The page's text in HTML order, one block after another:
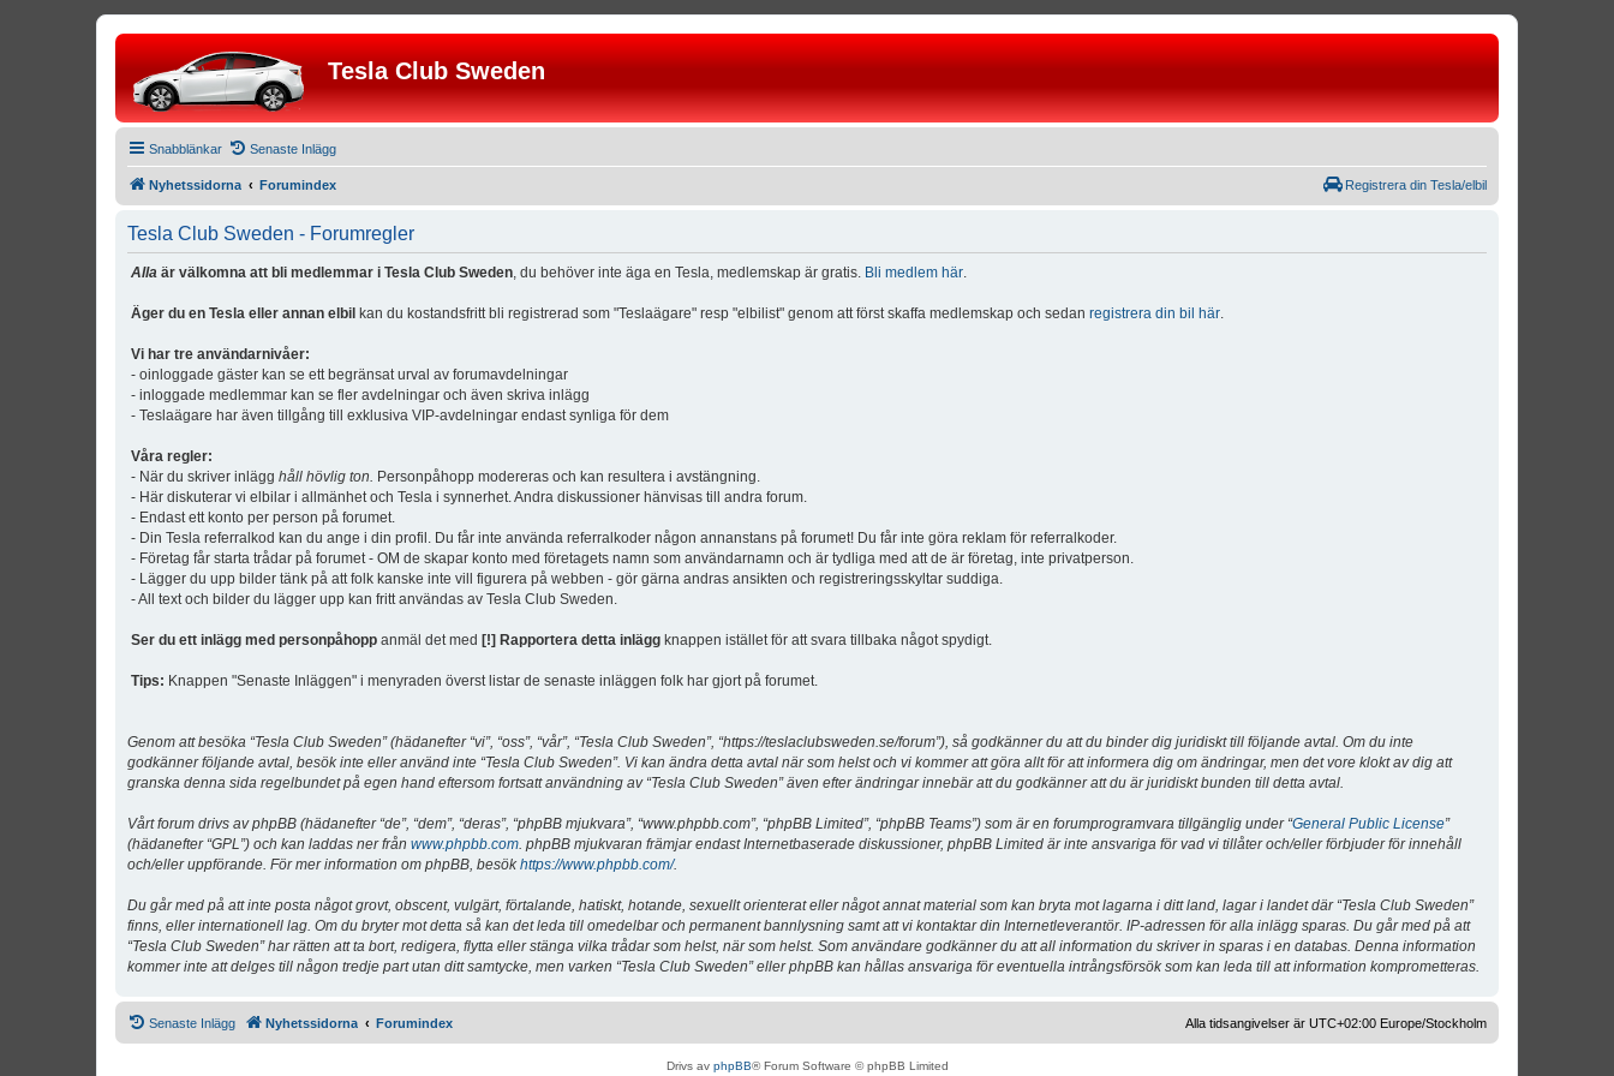
Tesla Club Sweden
Snabblänkar Senaste Inlägg
Nyhetssidorna Forumindex Registrera din Tesla/elbil
Tesla Club Sweden - Forumregler
Alla är välkomna att bli medlemmar i Tesla Club Sweden, du behöver inte äga en Tesla, medlemskap är gratis. Bli medlem här.
Äger du en Tesla eller annan elbil kan du kostandsfritt bli registrerad som "Teslaägare" resp "elbilist" genom att först skaffa medlemskap och sedan registrera din bil här.
Vi har tre användarnivåer:
- oinloggade gäster kan se ett begränsat urval av forumavdelningar
- inloggade medlemmar kan se fler avdelningar och även skriva inlägg
- Teslaägare har även tillgång till exklusiva VIP-avdelningar endast synliga för dem
Våra regler:
- När du skriver inlägg håll hövlig ton. Personpåhopp modereras och kan resultera i avstängning.
- Här diskuterar vi elbilar i allmänhet och Tesla i synnerhet. Andra diskussioner hänvisas till andra forum.
- Endast ett konto per person på forumet.
- Din Tesla referralkod kan du ange i din profil. Du får inte använda referralkoder någon annanstans på forumet! Du får inte göra reklam för referralkoder.
- Företag får starta trådar på forumet - OM de skapar konto med företagets namn som användarnamn och är tydliga med att de är företag, inte privatperson.
- Lägger du upp bilder tänk på att folk kanske inte vill figurera på webben - gör gärna andras ansikten och registreringsskyltar suddiga.
- All text och bilder du lägger upp kan fritt användas av Tesla Club Sweden.
Ser du ett inlägg med personpåhopp anmäl det med [!] Rapportera detta inlägg knappen istället för att svara tillbaka något spydigt.
Tips: Knappen "Senaste Inläggen" i menyraden överst listar de senaste inläggen folk har gjort på forumet.
Genom att besöka “Tesla Club Sweden” (hädanefter “vi”, “oss”, “vår”, “Tesla Club Sweden”, “https://teslaclubsweden.se/forum”), så godkänner du att du binder dig juridiskt till följande avtal. Om du inte
godkänner följande avtal, besök inte eller använd inte “Tesla Club Sweden”. Vi kan ändra detta avtal när som helst och vi kommer att göra allt för att informera dig om ändringar, men det vore klokt av dig att
granska denna sida regelbundet på egen hand eftersom fortsatt användning av “Tesla Club Sweden” även efter ändringar innebär att du godkänner att du är juridiskt bunden till detta avtal.
Vårt forum drivs av phpBB (hädanefter “de”, “dem”, “deras”, “phpBB mjukvara”, “www.phpbb.com”, “phpBB Limited”, “phpBB Teams”) som är en forumprogramvara tillgänglig under “General Public License”
(hädanefter “GPL”) och kan laddas ner från www.phpbb.com. phpBB mjukvaran främjar endast Internetbaserade diskussioner, phpBB Limited är inte ansvariga för vad vi tillåter och/eller förbjuder för innehåll
och/eller uppförande. För mer information om phpBB, besökhttps://www.phpbb.com/.
Du går med på att inte posta något grovt, obscent, vulgärt, förtalande, hatiskt, hotande, sexuellt orienterat eller något annat material som kan bryta mot lagarna i ditt land, lagar i landet där “Tesla Club Sweden”
finns, eller internationell lag. Om du bryter mot detta så kan det leda till omedelbar och permanent bannlysning samt att vi kontaktar din Internetleverantör. IP-adressen för alla inlägg sparas. Du går med på att
“Tesla Club Sweden” har rätten att ta bort, redigera, flytta eller stänga vilka trådar som helst, när som helst. Som användare godkänner du att all information du skriver in sparas i en databas. Denna information
kommer inte att delges till någon tredje part utan ditt samtycke, men varken “Tesla Club Sweden” eller phpBB kan hållas ansvariga för eventuella intrångsförsök som kan leda till att information komprometteras.
Senaste Inlägg Nyhetssidorna Forumindex Alla tidsangivelser är UTC+02:00 Europe/Stockholm
Drivs av phpBB® Forum Software © phpBB Limited